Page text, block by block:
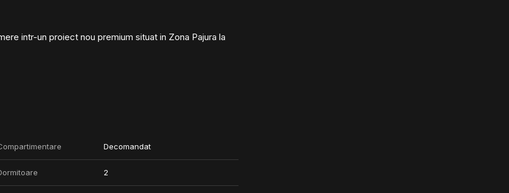
intr-un proiect nou premium situat in Zona Pajura la
Decomandat
2